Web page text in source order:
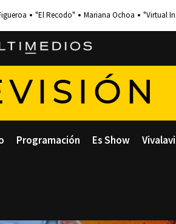
"El Recodo" Mariana Ochoa "Virtual
Programación Es Show